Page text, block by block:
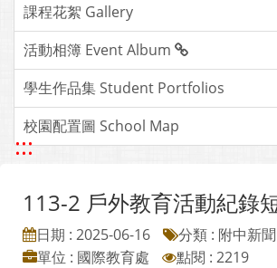
課程花絮 Gallery
活動相簿 Event Album
學生作品集 Student Portfolios
校園配置圖 School Map
:::
113-2 戶外教育活動紀錄
日期 : 2025-06-16
分類 : 附中新聞
單位 : 國際教育處
點閱 : 2219